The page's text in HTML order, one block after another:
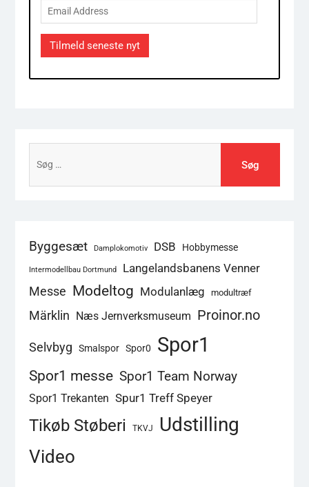
Email
Address
Tilmeld seneste nyt
efter:
Byggesæt Damplokomotiv DSB Hobbymesse
Intermodellbau Dortmund
Langelandsbanens Venner
Messe Modeltog Modulanlæg modultræf
Märklin Næs Jernverksmuseum Proinor.no
Selvbyg Smalspor Spor0 Spor1
Spor1 messe Spor1 Team Norway
Spor1 Trekanten Spur1 Treff Speyer
Tikøb Støberi TKVJ Udstilling
Video